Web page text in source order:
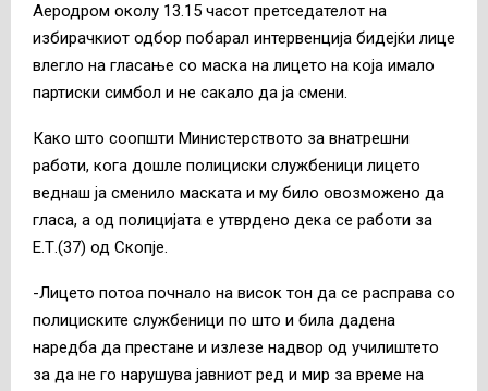
Аеродром околу 13.15 часот претседателот на
избирачкиот одбор побарал интервенција бидејќи лице
влегло на гласање со маска на лицето на која имало
партиски симбол и не сакало да ја смени.
Како што соопшти Министерството за внатрешни
работи, кога дошле полициски службеници лицето
веднаш ја сменило маската и му било овозможено да
гласа, а од полицијата е утврдено дека се работи за
Е.Т.(37) од Скопје.
-Лицето потоа почнало на висок тон да се расправа со
полициските службеници по што и била дадена
наредба да престане и излезе надвор од училиштето
за да не го нарушува јавниот ред и мир за време на